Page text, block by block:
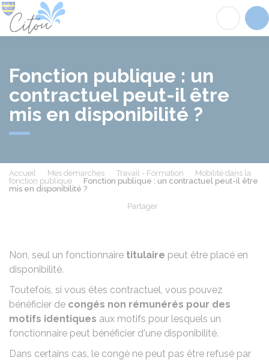
Fonction publique : un
contractuel peut-il être
mis en disponibilité ?
Accueil Mes démarches Travail - Formation
Mobilité dans la
fonction publique
Fonction publique : un contractuel peut-il être
mis en disponibilité ?
Partager
Non, seul un fonctionnaire titulaire peut être placé en
disponibilité.
Toutefois, si vous êtes contractuel, vous pouvez
bénéficier de congés non rémunérés pour des
motifs identiques aux motifs pour lesquels un
fonctionnaire peut bénéficier d'une disponibilité.
Dans certains cas, le congé ne peut pas être refusé par